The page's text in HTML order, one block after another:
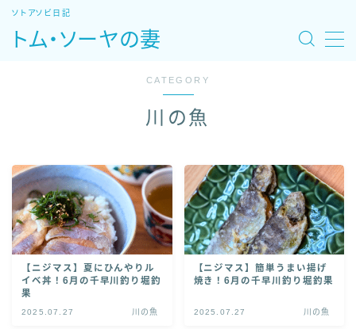
トム・ソーヤの妻
ソトアソビ日記
魚図鑑・レシピ
自然あそび場
宿・温泉・観光
CATEGORY
川の魚
【ニジマス】夏にひんやりル
イベ丼！6月の千早川釣り堀釣
果
2025.07.27 川の魚
【ニジマス】簡単うまい揚げ
焼き！6月の千早川釣り堀釣果
2025.07.27 川の魚